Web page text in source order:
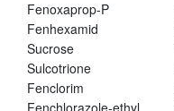
Fenoxaprop-P
Fenhexamid
Sucrose
Sulcotrione
Fenclorim